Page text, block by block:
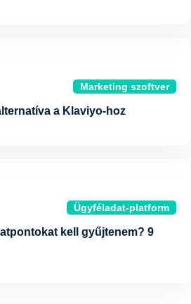
Marketing szoftver
a Klaviyo-hoz
Ügyféladat-platform
kell gyűjtenem? 9